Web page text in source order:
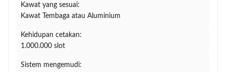
Kawat yang sesuai:
Kawat Tembaga atau Aluminium
Kehidupan cetakan:
1.000.000 slot
Sistem mengemudi: